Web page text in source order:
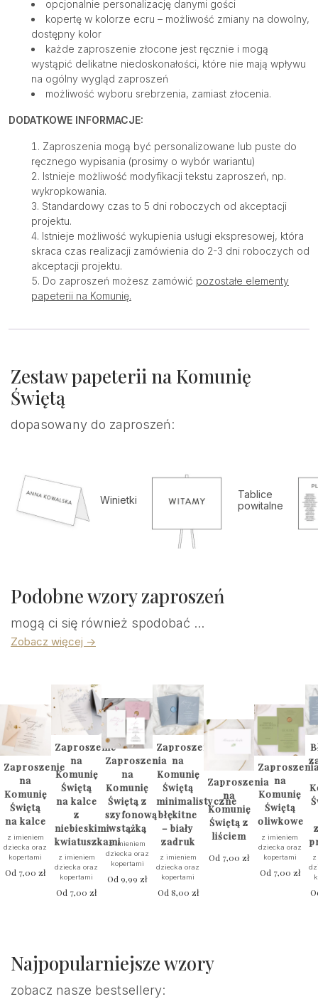
opcjonalnie personalizację danymi gości
kopertę w kolorze ecru – możliwość zmiany na dowolny,
dostępny kolor
każde zaproszenie złocone jest ręcznie i mogą
wystąpić delikatne niedoskonałości, które nie mają wpływu
na ogólny wygląd zaproszeń
możliwość wyboru srebrzenia, zamiast złocenia.
DODATKOWE INFORMACJE:
Zaproszenia mogą być personalizowane lub puste do
ręcznego wypisania (prosimy o wybór wariantu)
Istnieje możliwość modyfikacji tekstu zaproszeń, np.
wykropkowania.
Standardowy czas to 5 dni roboczych od akceptacji
projektu.
Istnieje możliwość wykupienia usługi ekspresowej, która
skraca czas realizacji zamówienia do 2-3 dni roboczych od
akceptacji projektu.
Do zaproszeń możesz zamówić pozostałe elementy
papeterii na Komunię.
Zestaw papeterii na Komunię
Świętą
dopasowany do zaproszeń:
Winietki
Tablice
powitalne
Podobne wzory zaproszeń
mogą ci się również spodobać ...
Zobacz więcej ->
Zaproszenie
na
Komunię
Świętą
na kalce
z imieniem
dziecka oraz
kopertami
Od 7,00zł
Zaproszenie
na
Komunię
Świętą
na kalce
z
niebieskimi
kwiatuszkami
z imieniem
dziecka oraz
kopertami
Od 7,00 zł
Zaproszenia
na
Komunię
Świętą z
szyfonową
wstążką
z imieniem
dziecka oraz
kopertami
Od9,99zł
Zaproszenia
na
Komunię
Świętą
minimalistyczne
błękitne
– biały
zadruk
z imieniem
dziecka oraz
kopertami
Od 8,00 zł
Zaproszenia
na
Komunię
Świętą z
liściem
Od 7,00zł
na
Komunię
Świętą
oliwkowe
z imieniem
dziecka oraz
kopertami
Od 7,00 zł
z
Najpopularniejsze wzory
zobacz nasze bestsellery: